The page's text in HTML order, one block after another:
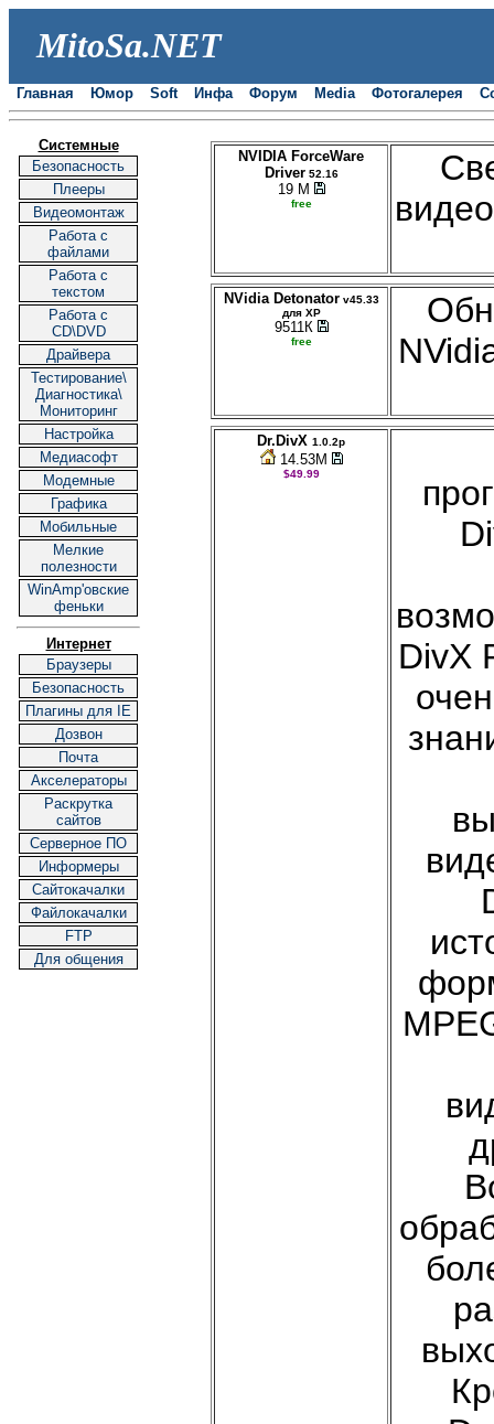
MitoSa.NET
Главная Юмор Soft| | Инфа Форум Media Фотогалерея
Системные
Безопасность
Плееры
Видеомонтаж
Работа с
файлами
Работа с
текстом
Работа с
CD\DVD
Драйвера
Тестирование\
Диагностика\
Мониторинг
Настройка
Медиасофт
Модемные
Графика
Мобильные
Мелкие
полезности
WinAmp'овские
феньки
Интернет
Браузеры
Безопасность
Плагины для IE
Дозвон
Почта
Акселераторы
Раскрутка
сайтов
Серверное ПО
Информеры
Cайтокачалки
Файлокачалки
FTP
Для общения
NVIDIA ForceWare
Driver52.16
19 М
free
NVidia Detonatorv45.33
для XP
9511К
free
Dr.DivX 1.0.2p
14.53M
$49.99
DivX